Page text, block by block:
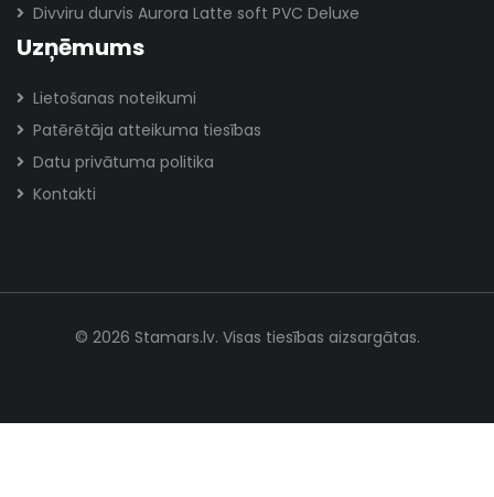
Divviru durvis Aurora Latte soft PVC Deluxe
Uzņēmums
Lietošanas noteikumi
Patērētāja atteikuma tiesības
Datu privātuma politika
Kontakti
© 2026 Stamars.lv. Visas tiesības aizsargātas.